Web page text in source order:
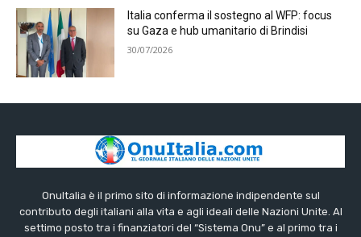
Italia conferma il sostegno al WFP: focus
su Gaza e hub umanitario di Brindisi
30/07/2026
OnuItalia è il primo sito di informazione indipendente sul
contributo degli italiani alla vita e agli ideali delle Nazioni Unite. Al
settimo posto tra i finanziatori del “Sistema Onu” e al primo tra i